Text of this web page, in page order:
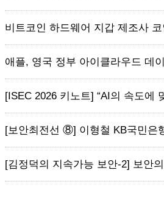
비트코인 하드웨어 지갑 제조사
애플, 영국 정부 아이클라우드 데
[ISEC 2026 키노트] “AI의 속도에
[보안최전선 ⑧] 이형철 KB국민은
[김정덕의 지속가능 보안-2] 보안